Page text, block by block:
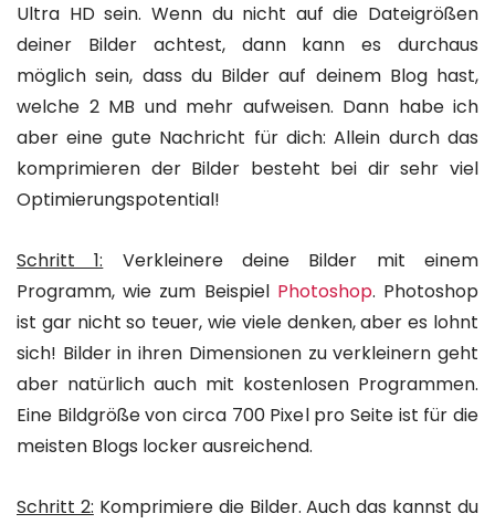
Ultra HD sein. Wenn du nicht auf die Dateigrößen
deiner Bilder achtest, dann kann es durchaus
möglich sein, dass du Bilder auf deinem Blog hast,
welche 2 MB und mehr aufweisen. Dann habe ich
aber eine gute Nachricht für dich: Allein durch das
komprimieren der Bilder besteht bei dir sehr viel
Optimierungspotential!
Schritt 1: Verkleinere deine Bilder mit einem
Programm, wie zum Beispiel Photoshop. Photoshop
ist gar nicht so teuer, wie viele denken, aber es lohnt
sich! Bilder in ihren Dimensionen zu verkleinern geht
aber natürlich auch mit kostenlosen Programmen.
Eine Bildgröße von circa 700 Pixel pro Seite ist für die
meisten Blogs locker ausreichend.
Schritt 2: Komprimiere die Bilder. Auch das kannst du